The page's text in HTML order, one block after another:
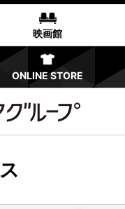
映画館
ONLINE STORE